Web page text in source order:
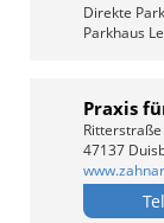
Direkte
Parkhaus
Praxis
47137